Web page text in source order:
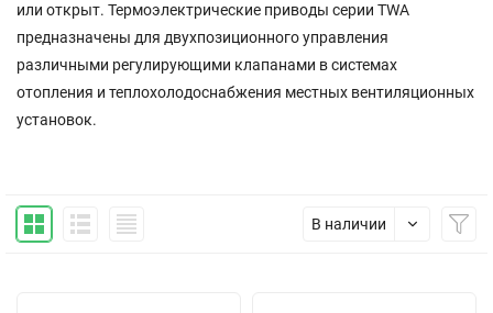
или открыт. Термоэлектрические приводы серии TWA
предназначены для двухпозиционного управления
различными регулирующими клапанами в системах
отопления и теплохолодоснабжения местных вентиляционных
установок.
В наличии